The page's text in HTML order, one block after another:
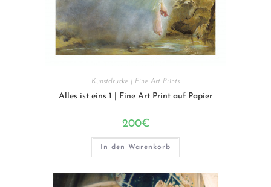
Kunstdrucke | Fine Art Prints
Alles ist eins 1 | Fine Art Print auf Papier
200€
In den Warenkorb